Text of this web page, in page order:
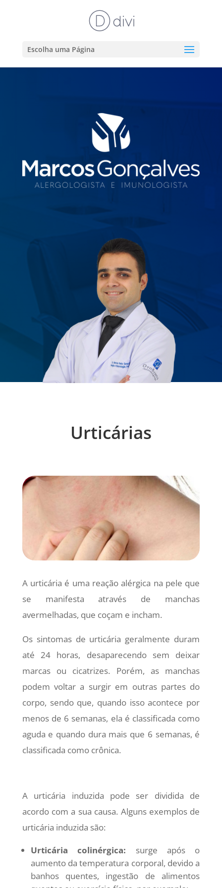
Escolha uma Página
Urticárias
A urticária é uma reação alérgica na pele que
se manifesta através de manchas
avermelhadas, que coçam e incham.
Os sintomas de urticária geralmente duram
até 24 horas, desaparecendo sem deixar
marcas ou cicatrizes. Porém, as manchas
podem voltar a surgir em outras partes do
corpo, sendo que, quando isso acontece por
menos de 6 semanas, ela é classificada como
aguda e quando dura mais que 6 semanas, é
classificada como crônica.
A urticária induzida pode ser dividida de
acordo com a sua causa. Alguns exemplos de
urticária induzida são:
Urticária colinérgica: surge após o
aumento da temperatura corporal, devido a
banhos quentes, ingestão de alimentos